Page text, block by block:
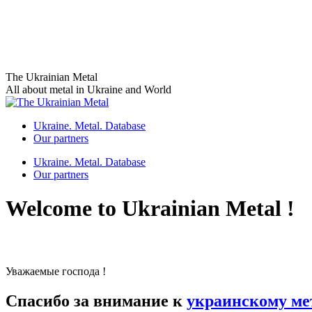
Skip
to
content
The Ukrainian Metal
All about metal in Ukraine and World
Ukraine. Metal. Database
Our partners
Ukraine. Metal. Database
Our partners
Welcome to Ukrainian Metal !
Уважаемые господа !
Спасибо за внимание к украинскому